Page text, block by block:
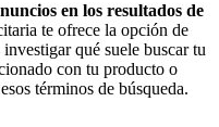
en los resultados de
te ofrece la opción de
qué suele buscar tu
con tu producto o
términos de búsqueda.